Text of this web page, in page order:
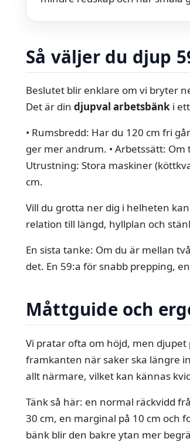
Så väljer du djup
Beslutet blir enklare om vi bryter
Det är din djupval arbetsbänk i
• Rumsbredd: Har du 120 cm fri
ger mer andrum. • Arbetssätt:
Utrustning: Stora maskiner
cm.
Vill du grotta ner dig i helheten
relation till längd, hyllplan och
En sista tanke: Om du är mellan
det. En 59:a för snabb prepping,
Måttguide och
Vi pratar ofta om höjd, men
framkanten när saker ska längre
allt närmare, vilket kan kännas
Tänk så här: en normal räckvidd
30 cm, en marginal på 10 cm och
bänk blir den bakre ytan mer